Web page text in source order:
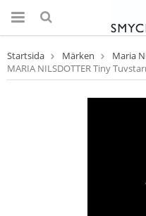
Startsida Märken
Maria
MARIA NILSDOTTER Tiny